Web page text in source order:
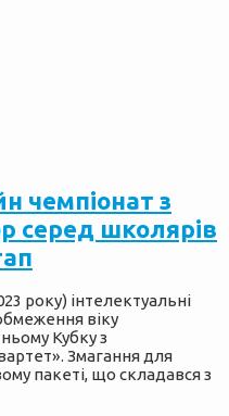
чемпіонат з
серед школярів
року) інтелектуальні
віку
Кубку з
Змагання для
пакеті, що складався з